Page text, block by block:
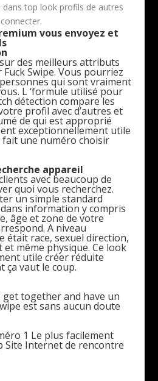
top look profils de autres
vous envoyez et
des meilleurs attributs
Swipe. Vous pourriez
qui sont vraiment
L ‘formule utilisé pour
détection compare les
profil avec d’autres et
de qui est approprié
exceptionnellement utile
fait une numéro choisir
appareil
avec beaucoup de
quoi vous recherchez.
un simple standard
information y compris
âge et zone de votre
A niveau
était race, sexuel direction,
même physique. Ce look
utile créer réduite
ça vaut le coup.
together and have un
est sans aucun doute
1 Le plus facilement
Site Internet de rencontre